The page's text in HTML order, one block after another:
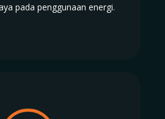
pada penggunaan energi.